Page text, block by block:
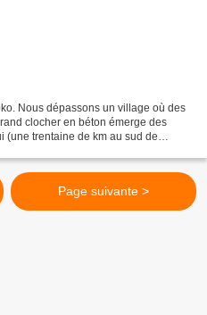
Nous dépassons un village où des
clocher en béton émerge des
(une trentaine de km au sud de
Page suivante >